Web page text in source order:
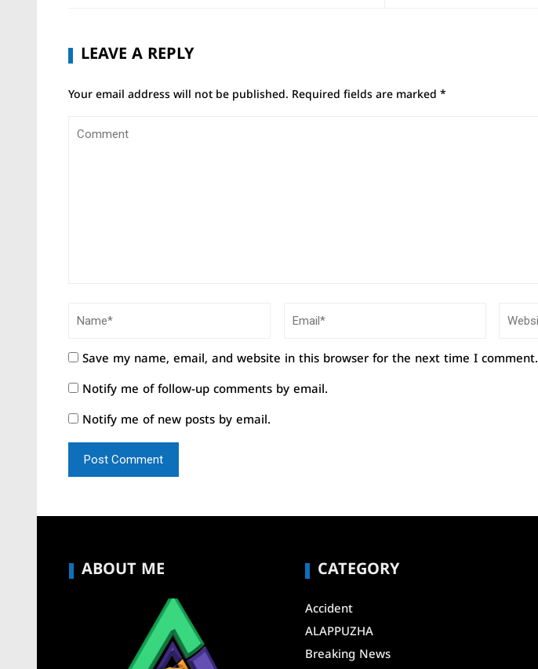
LEAVE A REPLY
Your email address will not be published. Required fields are marked *
Save my name, email, and website in this browser for the next time I comment.
Notify me of follow-up comments by email.
Notify me of new posts by email.
ABOUT ME CATEGORY
Accident
ALAPPUZHA
Breaking News